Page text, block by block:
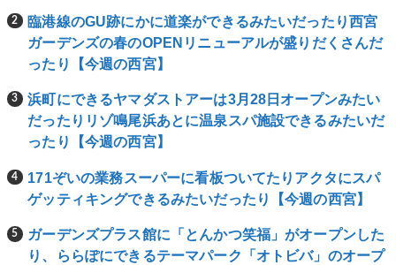
臨港線のGU跡にかに道楽ができるみたいだったり西宮
ガーデンズの春のOPENリニューアルが盛りだくさんだ
ったり【今週の西宮】
浜町にできるヤマダストアーは3月28日オープンみたい
だったりリゾ鳴尾浜あとに温泉スパ施設できるみたいだ
ったり【今週の西宮】
171ぞいの業務スーパーに看板ついてたりアクタにスパ
ゲッティキングできるみたいだったり【今週の西宮】
ガーデンズプラス館に「とんかつ笑福」がオープンした
り、ららぽにできるテーマパーク「オトビバ」のオープ